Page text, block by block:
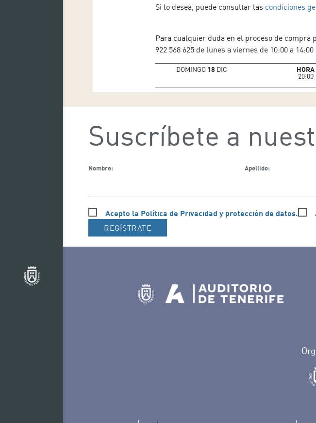
Si lo desea, puede consultar las condiciones
Para cualquier duda en el proceso de compra
922 568 625 de lunes a viernes de 10:00 a
DOMINGO 18 DIC
HORA
20:00
Suscríbete a
Nombre: Apellido:
Acepto la Política de Privacidad y protección de datos.
REGÍSTRATE